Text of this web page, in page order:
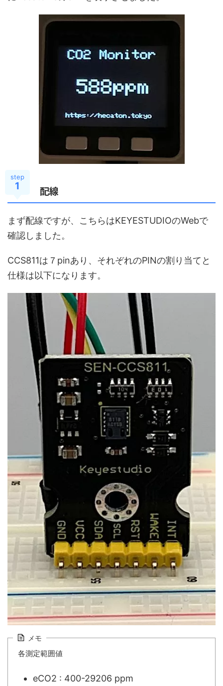
step
1 配線
まず配線ですが、こちらはKEYESTUDIOのWebで
確認しました。
CCS811は７pinあり、それぞれのPINの割り当てと
仕様は以下になります。
メモ
各測定範囲値
eCO2 : 400-29206 ppm